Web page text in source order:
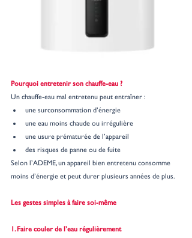
Pourquoi entretenir son chauffe-eau ?
Un chauffe-eau mal entretenu peut entraîner :
une surconsommation d’énergie
une eau moins chaude ou irrégulière
une usure prématurée de l’appareil
des risques de panne ou de fuite
Selon l’ADEME, un appareil bien entretenu consomme
moins d’énergie et peut durer plusieurs années de plus.
Les gestes simples à faire soi-même
1. Faire couler de l’eau régulièrement